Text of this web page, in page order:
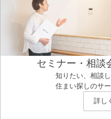
セミナー・相談
知りたい、相談
住まい探しのサ
詳し